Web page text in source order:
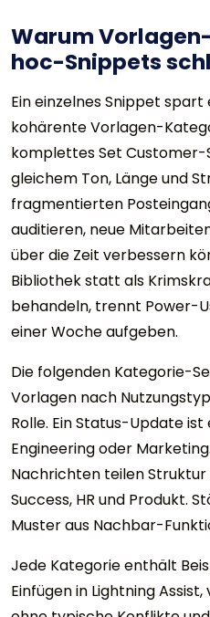
Warum
hoc-Snippets
Ein einzelnes Snippet spart
kohärente Vorlagen-
komplettes Set
gleichem Ton, Länge und
fragmentierten
auditieren, neue
über die Zeit verbessern
Bibliothek statt als
behandeln, trennt Power-
einer Woche aufgeben.
Die folgenden Kategorie-
Vorlagen nach
Rolle. Ein Status-Update
Engineering oder
Nachrichten teilen
Success, HR und Produkt.
Muster aus Nachbar-
Jede Kategorie enthält
Einfügen in Lightning